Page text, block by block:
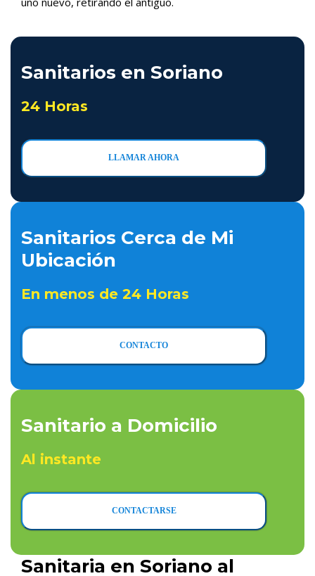
Sanitarios en Soriano
24 Horas
LLAMAR AHORA
Sanitarios Cerca de Mi
Ubicación
En menos de 24 Horas
CONTACTO
Sanitario a Domicilio
Al instante
CONTACTARSE
Sanitaria en Soriano al